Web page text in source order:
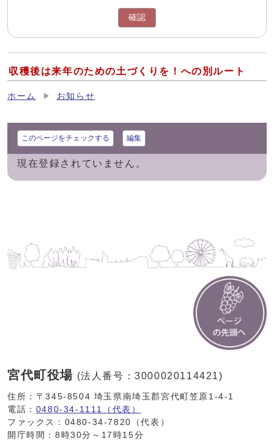
確認
収穫後は来年のための土づくりを！への別ルート
ホーム お知らせ
このページをチェックする 編集
現在登録されていません。
宮代町役場 (法人番号：3000020114421)
住所：〒345-8504 埼玉県南埼玉郡宮代町笠原1-4-1
電話： 0480-34-1111（代表）
ファックス：0480-34-7820（代表）
開庁時間：8時30分～17時15分